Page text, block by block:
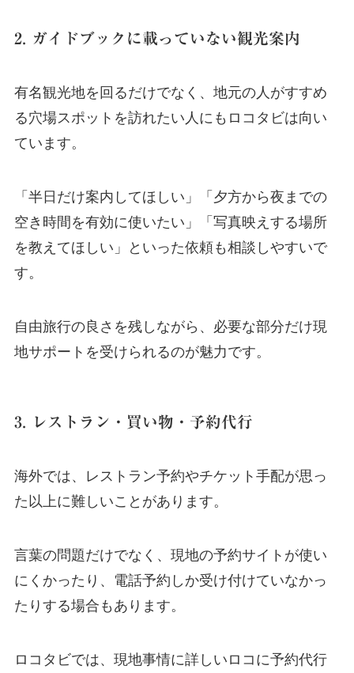
2. ガイドブックに載っていない観光案内
有名観光地を回るだけでなく、地元の人がすすめ
る穴場スポットを訪れたい人にもロコタビは向い
ています。
「半日だけ案内してほしい」「夕方から夜までの
空き時間を有効に使いたい」「写真映えする場所
を教えてほしい」といった依頼も相談しやすいで
す。
自由旅行の良さを残しながら、必要な部分だけ現
地サポートを受けられるのが魅力です。
3. レストラン・買い物・予約代行
海外では、レストラン予約やチケット手配が思っ
た以上に難しいことがあります。
言葉の問題だけでなく、現地の予約サイトが使い
にくかったり、電話予約しか受け付けていなかっ
たりする場合もあります。
ロコタビでは、現地事情に詳しいロコに予約代行